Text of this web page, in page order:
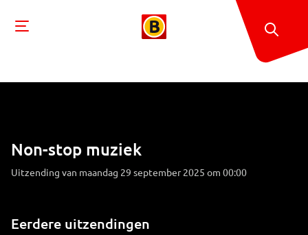
Non-stop muziek
Uitzending van maandag 29 september 2025 om 00:00
Eerdere uitzendingen